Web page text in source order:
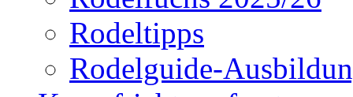
Rodeltipps
Rodelguide-